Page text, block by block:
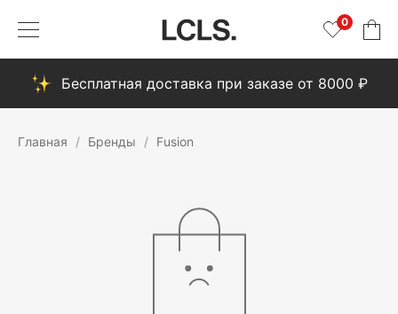
0
Бесплатная доставка при заказе от 8000 ₽
Главная Бренды Fusion